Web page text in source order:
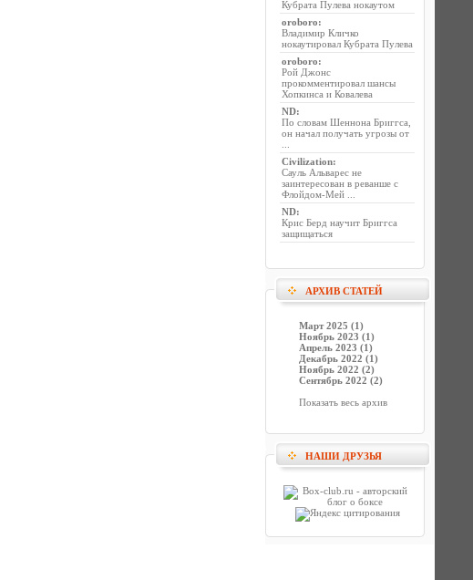
Кубрата Пулева нокаутом
oroboro:
Владимир Кличко
нокаутировал Кубрата Пулева
oroboro:
Рой Джонс
прокомментировал шансы
Хопкинса и Ковалева
ND:
По словам Шеннона Бриггса,
он начал получать угрозы от
Civilization:
Сауль Альварес не
заинтересован в реванше с
Флойдом-Мей ...
ND:
Крис Берд научит Бриггса
защищаться
АРХИВ СТАТЕЙ
Март 2025 (1)
Ноябрь 2023 (1)
Апрель 2023 (1)
Декабрь 2022 (1)
Ноябрь 2022 (2)
Сентябрь 2022 (2)
Показать весь архив
НАШИ ДРУЗЬЯ